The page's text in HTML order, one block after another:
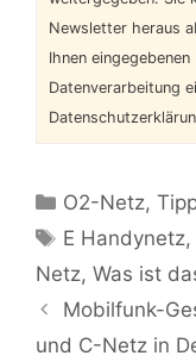
Newsletter heraus
Ihnen
Datenverarbeitung
Kategorien
O2-Netz,
Schlagwörter
E Handynetz,
Netz, Was ist
Mobilfunk-
und C-Netz in